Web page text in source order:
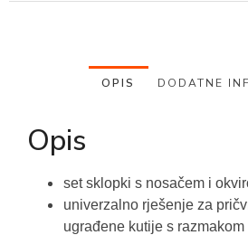
OPIS DODATNE
Opis
set sklopki s nosačem i
univerzalno rješenje za
ugrađene kutije s